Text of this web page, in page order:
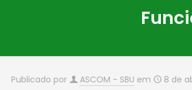
Publicado por ASCOM - SBU em 8 de